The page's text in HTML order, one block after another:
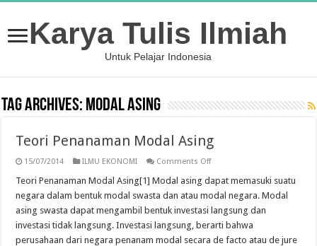
Karya Tulis Ilmiah
Untuk Pelajar Indonesia
Tag Archives: Modal Asing
Teori Penanaman Modal Asing
15/07/2014 ILMU EKONOMI Comments Offon
Penanaman
Modal
Asing
Teori Penanaman Modal Asing[1] Modal asing dapat memasuki suatu
negara dalam bentuk modal swasta dan atau modal negara. Modal
asing swasta dapat mengambil bentuk investasi langsung dan
investasi tidak langsung. Investasi langsung, berarti bahwa
perusahaan dari negara penanam modal secara de facto atau de jure